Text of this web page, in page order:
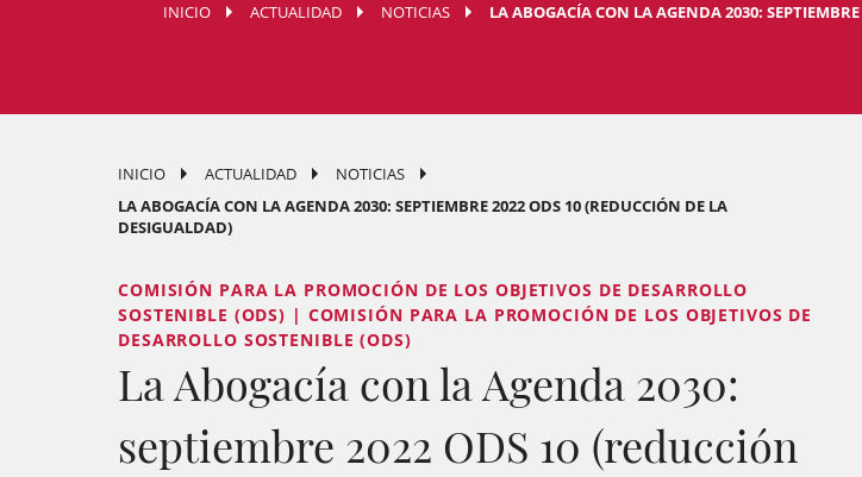
INICIO ACTUALIDAD NOTICIAS LA ABOGACÍA CON LA AGENDA 2030:
INICIO ACTUALIDAD
NOTICIAS
LA ABOGACÍA CON LA AGENDA 2030: SEPTIEMBRE 2022 ODS 10 (REDUCCIÓN DE LA
DESIGUALDAD)
COMISIÓN PARA LA PROMOCIÓN DE LOS OBJETIVOS DE DESARROLLO
SOSTENIBLE (ODS) | COMISIÓN PARA LA PROMOCIÓN DE LOS OBJETIVOS DE
DESARROLLO SOSTENIBLE (ODS)
La Abogacía con la Agenda 2030:
septiembre 2022 ODS 10 (reducción